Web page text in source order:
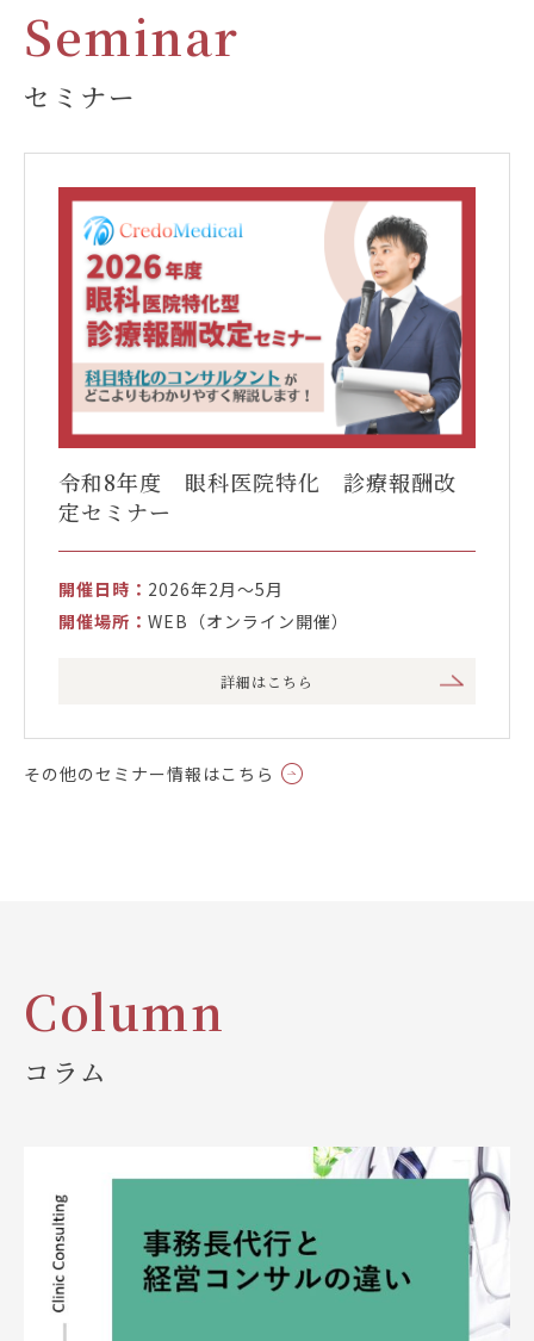
Seminar
セミナー
令和8年度 眼科医院特化 診療報酬改
定セミナー
開催日時： 2026年2月～5月
開催場所： WEB（オンライン開催）
詳細はこちら
その他のセミナー情報はこちら
Column
コラム